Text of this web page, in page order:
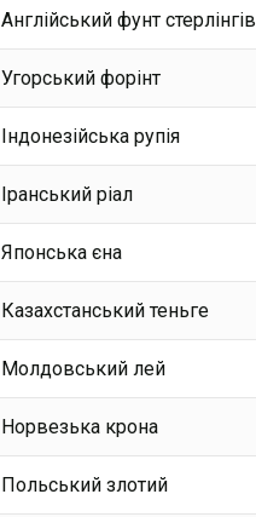
Англійський фунт стерлінгів
Угорський форінт
Індонезійська рупія
Іранський ріал
Японська єна
Казахстанський теньге
Молдовський лей
Норвезька крона
Польський злотий